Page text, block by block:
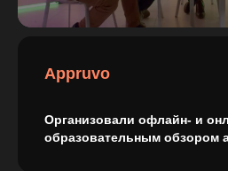
Appruvo
Организовали офлайн- и
образовательным обзором